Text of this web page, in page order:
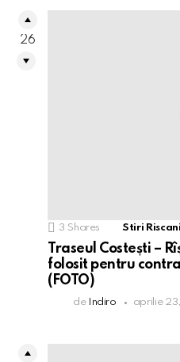
3 Shares Stiri Riscani
Traseul Costești –
folosit pentru
(FOTO)
de Indiro aprilie
26